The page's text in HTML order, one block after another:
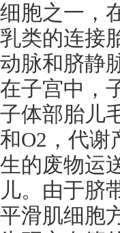
细胞之一，
乳类的连接
动脉和脐静
在子宫中，
子体部胎儿
和O2 ，代
生的废物运
儿。由于脐
平滑肌细胞